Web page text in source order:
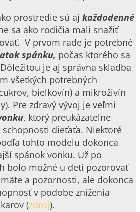
prostredie sú aj každodenné
sa ako rodičia mali snažiť
V prvom rade je potrebné
spánku, počas ktorého sa
je aj správna skladba
všetkých potrebných
bielkovín) a mikroživín
Pre zdravý vývoj je veľmi
, ktorý preukázateľne
dieťaťa. Niektoré
tohto modelu dokonca
spánok vonku. Už po
bolo možné u detí pozorovať
a pozornosti, ale dokonca
v podobe zníženia
(zdroj).